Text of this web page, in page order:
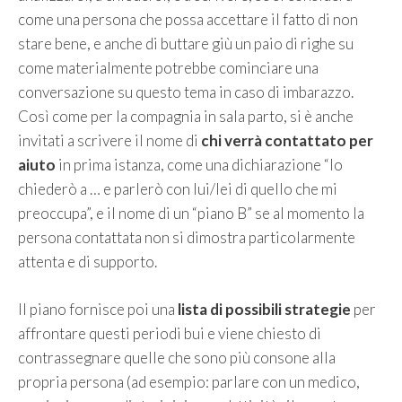
come una persona che possa accettare il fatto di non
stare bene, e anche di buttare giù un paio di righe su
come materialmente potrebbe cominciare una
conversazione su questo tema in caso di imbarazzo.
Così come per la compagnia in sala parto, si è anche
invitati a scrivere il nome di chi verrà contattato per
aiuto in prima istanza, come una dichiarazione “Io
chiederò a … e parlerò con lui/lei di quello che mi
preoccupa”, e il nome di un “piano B” se al momento la
persona contattata non si dimostra particolarmente
attenta e di supporto.
Il piano fornisce poi una lista di possibili strategie per
affrontare questi periodi bui e viene chiesto di
contrassegnare quelle che sono più consone alla
propria persona (ad esempio: parlare con un medico,